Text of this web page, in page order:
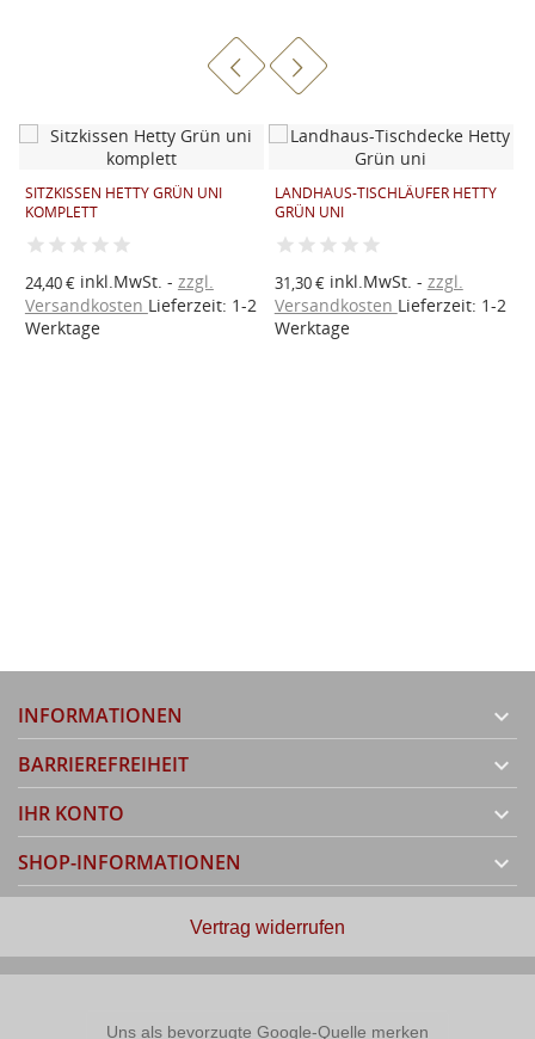
SITZKISSEN HETTY GRÜN UNI
KOMPLETT
24,40 €inkl.MwSt.
zzgl.
Versandkosten Lieferzeit: 1-2
Werktage
LANDHAUS-TISCHLÄUFER HETTY
GRÜN UNI
31,30 €inkl.MwSt.
zzgl.
Versandkosten Lieferzeit: 1-2
Werktage
INFORMATIONEN 
BARRIEREFREIHEIT 
IHR KONTO 
SHOP-INFORMATIONEN 
Vertrag widerrufen
Uns als bevorzugte Google-Quelle merken